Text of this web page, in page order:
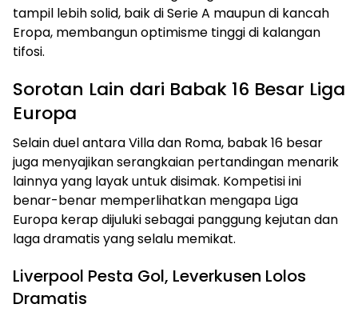
tampil lebih solid, baik di Serie A maupun di kancah
Eropa, membangun optimisme tinggi di kalangan
tifosi.
Sorotan Lain dari Babak 16 Besar Liga
Europa
Selain duel antara Villa dan Roma, babak 16 besar
juga menyajikan serangkaian pertandingan menarik
lainnya yang layak untuk disimak. Kompetisi ini
benar-benar memperlihatkan mengapa Liga
Europa kerap dijuluki sebagai panggung kejutan dan
laga dramatis yang selalu memikat.
Liverpool Pesta Gol, Leverkusen Lolos
Dramatis